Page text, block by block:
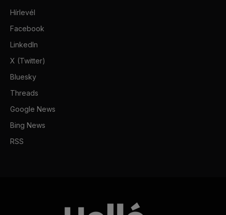
Hírlevél
Facebook
LinkedIn
X (Twitter)
Bluesky
Threads
Google News
Bing News
RSS